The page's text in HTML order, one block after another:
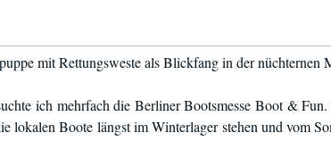
mit Rettungsweste als Blickfang in der nüchternen
ich mehrfach die Berliner Bootsmesse Boot &
lokalen Boote längst im Winterlager stehen und vom